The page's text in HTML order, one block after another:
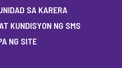
SA KARERA
KUNDISYON NG SMS
NG SITE